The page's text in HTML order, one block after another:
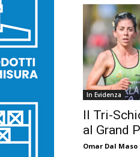
In Evidenza
Il Tri-
al Grand
Omar Dal Maso